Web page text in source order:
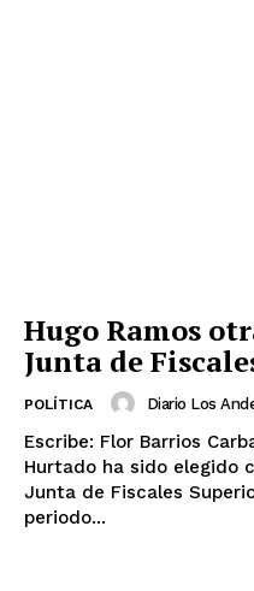
Hugo Ramos
Junta de
POLÍTICA Diario Los
Escribe: Flor Barrios Carbajal Nuevamente Hugo
Hurtado ha sido elegido
Junta de Fiscales
periodo...